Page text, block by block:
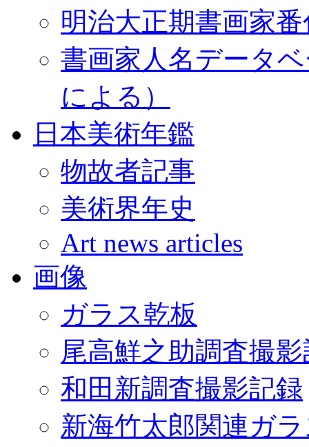
明治大正期書画家
書画家人名データ
による）
日本美術年鑑
物故者記事
美術界年史
Art news articles
画像
ガラス乾板
尾高鮮之助調査撮
和田新調査撮影記録
新海竹太郎関連ガ